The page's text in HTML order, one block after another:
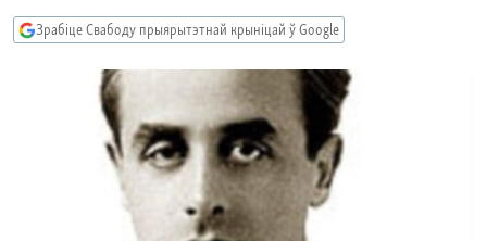
пошуку
ПАЛІТВЯЗЬНІ
КУЛЬТУРА
КАЛЯНДАР
PREMIUM
НА ХВАЛЯХ СВАБОДЫ
Зрабіце Свабоду прыярытэтнай крыніцай ў Google